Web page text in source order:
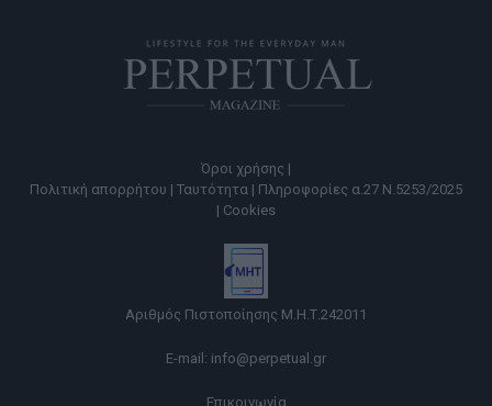
Όροι χρήσης |
Πολιτική απορρήτου | Ταυτότητα | Πληροφορίες α.27 Ν.5253/2025
| Cookies
Αριθμός Πιστοποίησης Μ.Η.Τ.242011
E-mail: info@perpetual.gr
Επικοινωνία